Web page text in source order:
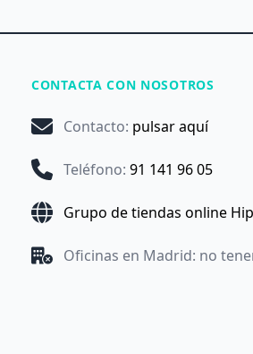
CONTACTA CON NOSOTROS
Contacto: pulsar aquí
Teléfono: 91 141 96 05
Grupo de tiendas online
Oficinas en Madrid: no